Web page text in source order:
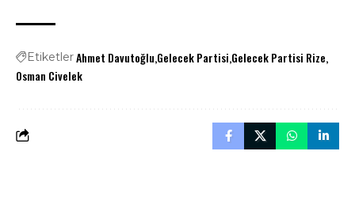
EtiketlerAhmet Davutoğlu Gelecek Partisi Gelecek Partisi Rize
Osman Civelek